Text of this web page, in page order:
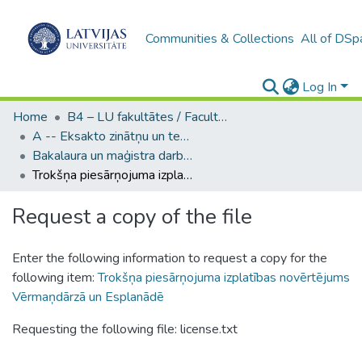
Communities & Collections All of
Log In
Home
B4 – LU fakultātes / Faculties of the UL
A -- Eksakto zinātņu un tehnoloģiju fakultāte / Faculty of Science and Technology
Bakalaura un maģistra darbi (EZTF) / Bachelor's and Master's theses
Trokšņa piesārņojuma izplatības novērtējums Vērmaņdārzā un Esplanādē
Request a copy of the file
Enter the following information to request a copy for the
following item:Trokšņa piesārņojuma izplatības novērtējums
Vērmaņdārzā un Esplanādē
Requesting the following file: license.txt